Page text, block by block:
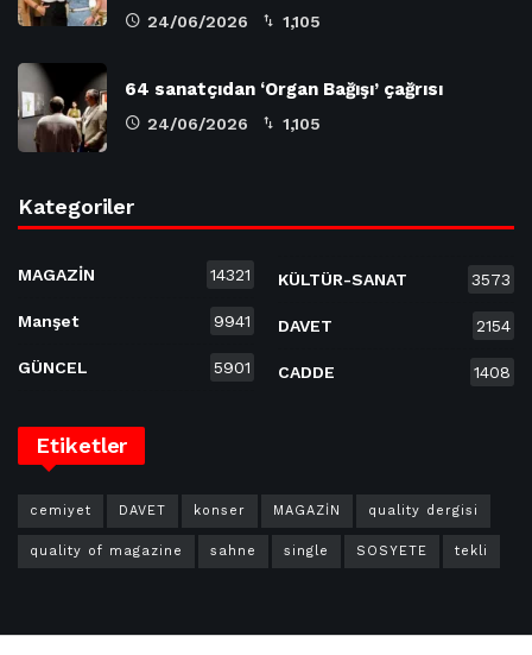
24/06/2026 1,105
64 sanatçıdan ‘Organ Bağışı’ çağrısı
24/06/2026 1,105
Kategoriler
MAGAZİN 14321
Manşet 9941
GÜNCEL 5901
KÜLTÜR-SANAT 3573
DAVET 2154
CADDE 1408
Etiketler
cemiyet DAVET konser MAGAZİN quality dergisi
quality of magazine sahne single SOSYETE tekli